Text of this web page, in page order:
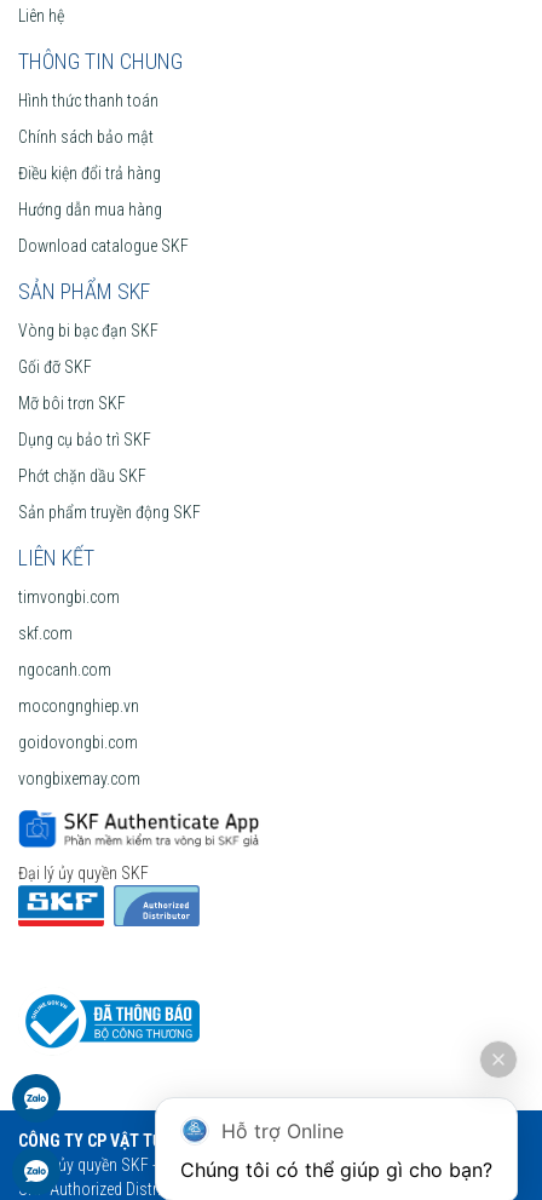
Liên hệ
THÔNG TIN CHUNG
Hình thức thanh toán
Chính sách bảo mật
Điều kiện đổi trả hàng
Hướng dẫn mua hàng
Download catalogue SKF
SẢN PHẨM SKF
Vòng bi bạc đạn SKF
Gối đỡ SKF
Mỡ bôi trơn SKF
Dụng cụ bảo trì SKF
Phớt chặn dầu SKF
Sản phẩm truyền động SKF
LIÊN KẾT
timvongbi.com
skf.com
ngocanh.com
mocongnghiep.vn
goidovongbi.com
vongbixemay.com
Đại lý ủy quyền SKF
CÔNG TY CP VẬT TƯ THƯƠNG MẠI NGỌC ANH
Đại lý ủy quyền SKF - Vòng bi Ngọc Anh - Vòng bi SKF chính hãng
SKF Authorized Distributor
Hỗ trợ Online
Chúng tôi có thể giúp gì cho bạn?